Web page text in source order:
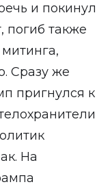
и покинул
погиб также
Сразу же
пригнулся к
На